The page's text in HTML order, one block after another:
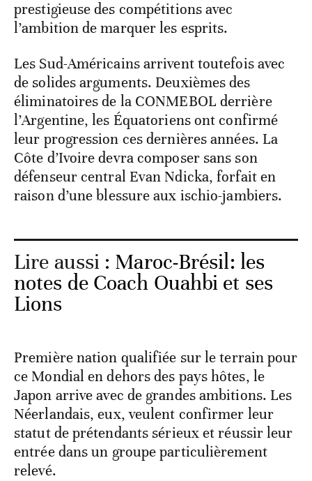
prestigieuse des compétitions avec
l’ambition de marquer les esprits.
Les Sud-Américains arrivent toutefois avec
de solides arguments. Deuxièmes des
éliminatoires de la CONMEBOL derrière
l’Argentine, les Équatoriens ont confirmé
leur progression ces dernières années. La
Côte d’Ivoire devra composer sans son
défenseur central Evan Ndicka, forfait en
raison d’une blessure aux ischio-jambiers.
Lire aussi : Maroc-Brésil: les
notes de Coach Ouahbi et ses
Lions
Première nation qualifiée sur le terrain pour
ce Mondial en dehors des pays hôtes, le
Japon arrive avec de grandes ambitions. Les
Néerlandais, eux, veulent confirmer leur
statut de prétendants sérieux et réussir leur
entrée dans un groupe particulièrement
relevé.